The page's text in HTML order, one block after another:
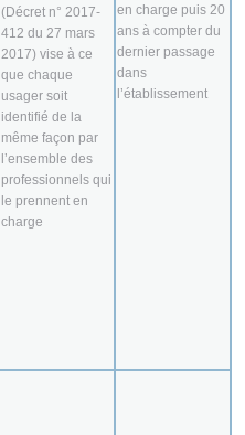
(Décret n° 2017-
412 du 27 mars
2017) vise à ce
que chaque
usager soit
identifié de la
même façon par
l’ensemble des
professionnels qui
le prennent en
charge
en charge puis 20
ans à compter du
dernier passage
dans
l’établissement